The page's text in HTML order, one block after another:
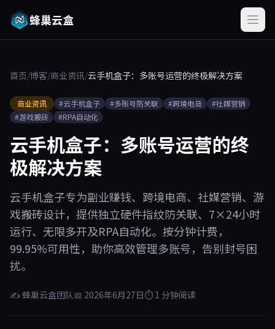
蜂巢云盒
首页/博客/商业资讯/云手机盒子：多账号运营的终极解决方案
商业资讯 #云手机盒子 #多账号防关联 #跨境电商
#社媒营销
#游戏搬砖
#RPA自动化
云手机盒子：多账号运营的终
极解决方案
云手机盒子专为副业赚钱、跨境电商、社媒营销、游
戏搬砖设计，提供独立硬件指纹防关联、7×24小时
运行、无限多开及RPA自动化。按分钟计费，
99.95%可用性，助你高效管理多账号，告别封号困
扰。
✍ 蜂巢云盒团队📅 2026年6月27日⏱ 1 分钟阅读